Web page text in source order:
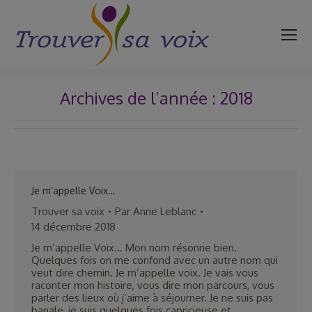
Archives de l’année : 2018
Je m’appelle Voix…
Trouver sa voix Par Anne Leblanc
14 décembre 2018
Je m’appelle Voix… Mon nom résonne bien.
Quelques fois on me confond avec un autre nom qui
veut dire chemin. Je m’appelle voix. Je vais vous
raconter mon histoire, vous dire mon parcours, vous
parler des lieux où j’aime à séjourner. Je ne suis pas